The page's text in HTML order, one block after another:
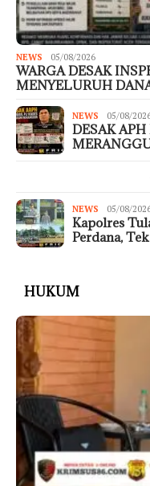
NEWS 05/08/2026
WARGA DESAK
MENYELURUH
NEWS 05/08/
DESAK
NEWS 05/08/
Kapolres
Perdana,
HUKUM